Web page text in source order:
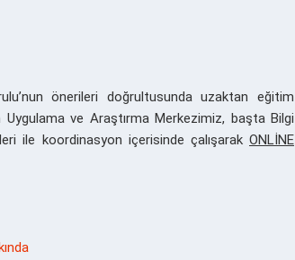
önerileri doğrultusunda uzaktan eğitim
ve Araştırma Merkezimiz, başta Bilgi
ile koordinasyon içerisinde çalışarak ONLİNE